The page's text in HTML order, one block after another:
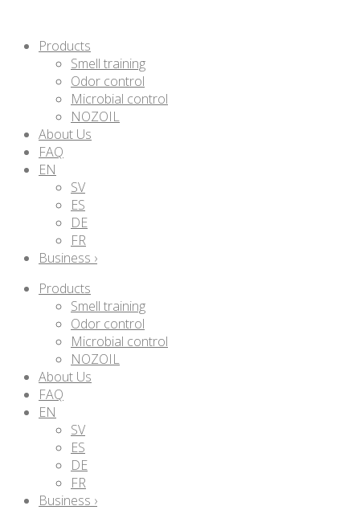
Products
Smell training
Odor control
Microbial control
NOZOIL
About Us
FAQ
EN
SV
ES
DE
FR
Business ›
Products
Smell training
Odor control
Microbial control
NOZOIL
About Us
FAQ
EN
SV
ES
DE
FR
Business ›